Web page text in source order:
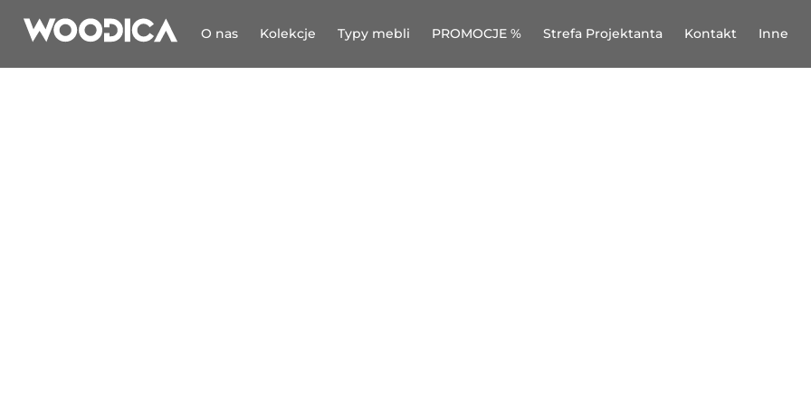
O nas Kolekcje Typy mebli PROMOCJE % Strefa Projektanta Kontakt Inne